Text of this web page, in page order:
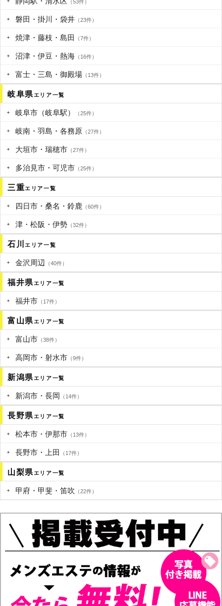
（53件）
磐田・掛川・袋井 （23件）
焼津・藤枝・島田 （7件）
沼津・伊豆・熱海 （16件）
富士・三島・御殿場 （13件）
岐阜県エリア一覧
岐阜市（岐阜駅） （25件）
岐南・羽島・各務原 （27件）
大垣市・瑞穂市 （27件）
多治見市・可児市 （25件）
三重エリア一覧
四日市・桑名・鈴鹿 （60件）
津・松阪・伊勢 （32件）
石川エリア一覧
金沢周辺 （40件）
福井県エリア一覧
福井市 （17件）
富山県エリア一覧
富山市 （38件）
高岡市・射水市 （9件）
新潟県エリア一覧
新潟市・長岡 （14件）
長野県エリア一覧
松本市・伊那市 （13件）
長野市・上田 （17件）
山梨県エリア一覧
甲府・甲斐・笛吹 （22件）